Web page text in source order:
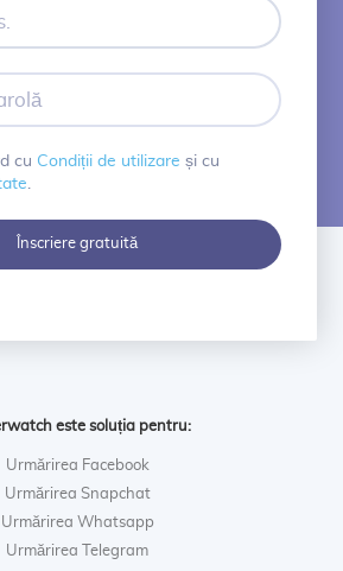
cu Condiții de utilizare și cu
.
Înscriere gratuită
este soluția pentru:
Urmărirea Facebook
Urmărirea Snapchat
Urmărirea Whatsapp
Urmărirea Telegram